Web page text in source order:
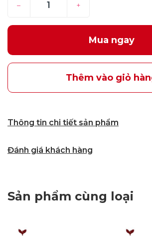
– +
Mua ngay
Thêm vào giỏ
Thông tin chi tiết sản phẩm
Đánh giá khách hàng
Sản phẩm cùng loại